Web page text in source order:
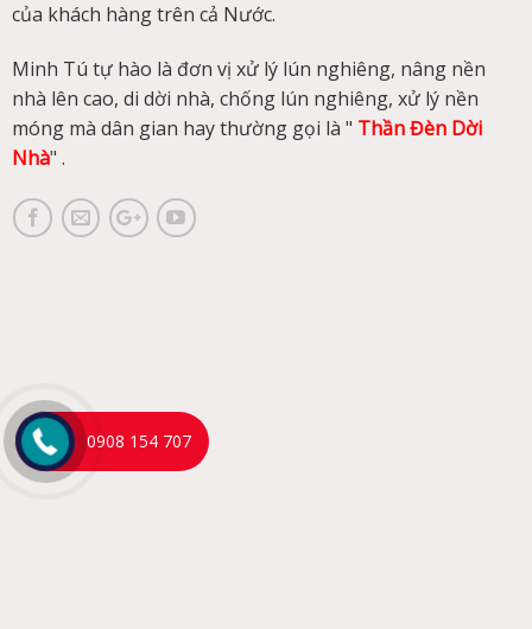
của khách hàng trên cả Nước.
Minh Tú tự hào là đơn vị xử lý lún nghiêng, nâng nền
nhà lên cao, di dời nhà, chống lún nghiêng, xử lý nền
móng mà dân gian hay thường gọi là " Thần Đèn Dời
Nhà" .
0908 154 707